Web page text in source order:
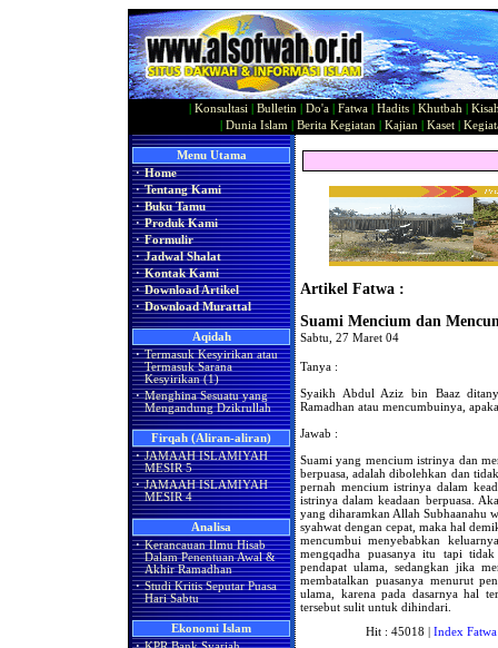
Konsultasi Bulletin Do'a Fatwa Hadits Khutbah
Dunia Islam Berita Kegiatan Kajian Kaset|
Menu Utama
· Home
· Tentang Kami
· Buku Tamu
· Produk Kami
· Formulir
· Jadwal Shalat
· Kontak Kami
· Download Artikel
· Download Murattal
Aqidah
· Termasuk Kesyirikan atau
Termasuk Sarana
Kesyirikan (1)
· Menghina Sesuatu yang
Mengandung Dzikrullah
Firqah (Aliran-aliran)
· JAMAAH ISLAMIYAH
MESIR 5
· JAMAAH ISLAMIYAH
MESIR 4
Analisa
· Kerancauan Ilmu Hisab
Dalam Penentuan Awal &
Akhir Ramadhan
· Studi Kritis Seputar Puasa
Hari Sabtu
Ekonomi Islam
Artikel Fatwa :
Suami Mencium dan
Sabtu, 27 Maret 04
Tanya :
Syaikh Abdul Aziz bin Baaz
Ramadhan atau mencumbuinya,
Jawab :
Suami yang mencium istrinya dan
berpuasa, adalah dibolehkan dan
pernah mencium istrinya dalam
istrinya dalam keadaan berpuasa.
yang diharamkan Allah Subhaanahu
syahwat dengan cepat, maka hal
mencumbui menyebabkan
mengqadha puasanya itu tapi
pendapat ulama, sedangkan jika
membatalkan puasanya menurut
ulama, karena pada dasarnya hal
tersebut sulit untuk dihindari.
Hit : 45018 | Index Fatwa